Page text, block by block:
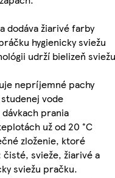
dodáva žiarivé farby
hygienicky sviežu
udrží bielizeň sviežu
nepríjemné pachy
vode
prania
už od 20 °C
zloženie, ktoré
svieže, žiarivé a
sviežu pračku.